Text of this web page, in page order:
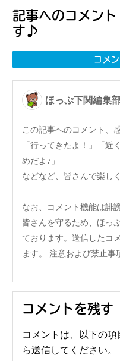
記事へのコメン
す♪
コメ
ほっぷ下関編集
この記事へのコメント、
「行ってきたよ！」「
めだよ♪」
などなど、皆さんで楽し
なお、コメント機能は誹
皆さんを守るため、ほっ
ております。送信したコ
ます。 注意および禁止事
コメントを残す
コメントは、以下の
ら送信してください。